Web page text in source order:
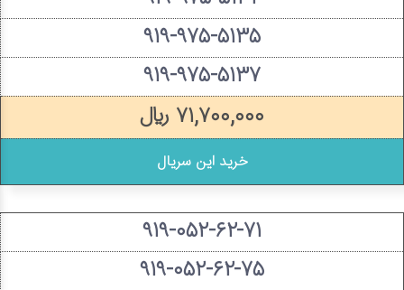
۹۱۹-۹۷۵-۵۱۳۵
۹۱۹-۹۷۵-۵۱۳۷
۷۱,۷۰۰,۰۰۰ ریال
خرید این سریال
۹۱۹-۰۵۲-۶۲-۷۱
۹۱۹-۰۵۲-۶۲-۷۵